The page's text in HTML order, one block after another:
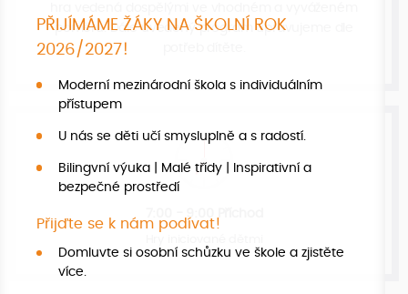
poměru. Dále uvedený program upravujeme dle
7:00 - 9:00 Příchod
PŘIJÍMÁME ŽÁKY NA ŠKOLNÍ ROK
2026/2027!
Moderní mezinárodní škola s individuálním
přístupem
U nás se děti učí smysluplně a s radostí.
Bilingvní výuka | Malé třídy | Inspirativní a
bezpečné prostředí
Přijďte se k nám podívat!
Domluvte si osobní schůzku ve škole a zjistěte
více.